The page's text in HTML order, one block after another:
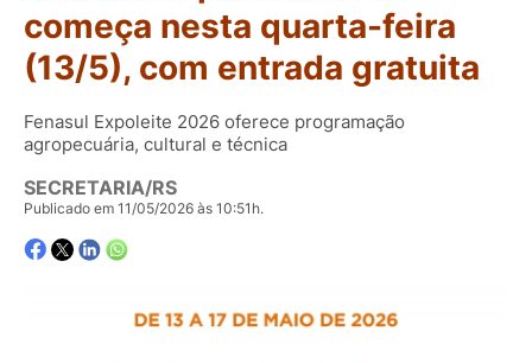
começa nesta quarta-feira
(13/5), com entrada gratuita
Fenasul Expoleite 2026 oferece programação
agropecuária, cultural e técnica
SECRETARIA/RS
Publicado em 11/05/2026 às 10:51h.